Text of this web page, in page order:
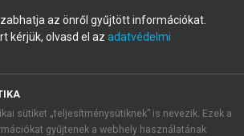
vagy hozz létre új fiókot.
apróbaidőszakautomatikusan
FIÓKKAL
az önről gyűjtött információkat.
kérjük, olvasd el az adatvédelmi
sütiket „teljesítménysütiknek” is nevezik. Ezek a
gyűjtenek a webhely használatának